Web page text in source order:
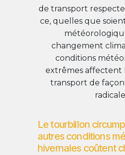
de transport
ce, quelles que
changement
conditions
extrêmes affectent
transport de
Le tourbillon
autres conditions
hivernales coûtent